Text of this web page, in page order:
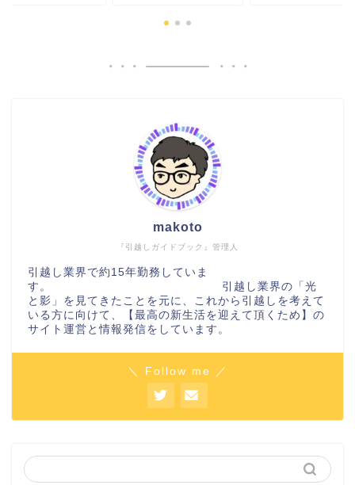
『引越しガイドブック』管理人
makoto
引越し業界で約15年勤務していま
す。 引越し業界の「光
と影」を見てきたことを元に、これから引越しを考えて
いる方に向けて、【最高の新生活を迎えて頂くため】の
サイト運営と情報発信をしています。
＼ Follow me ／